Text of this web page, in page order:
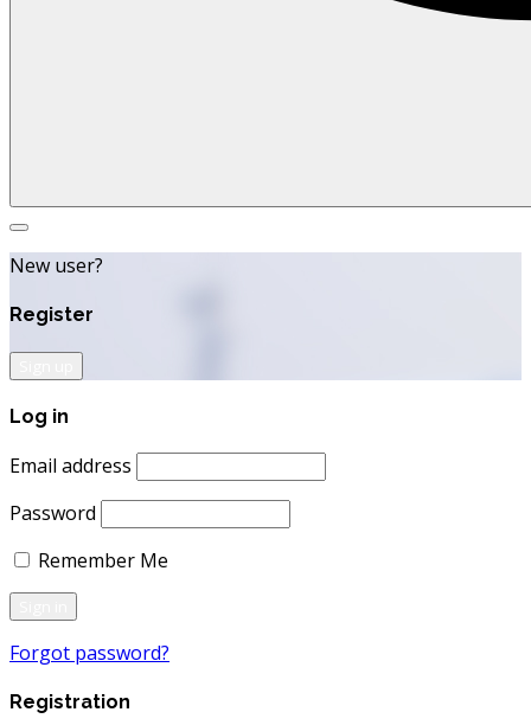
Search
New user?
Register
Log in
Email address
Password
Remember Me
Forgot password?
Registration